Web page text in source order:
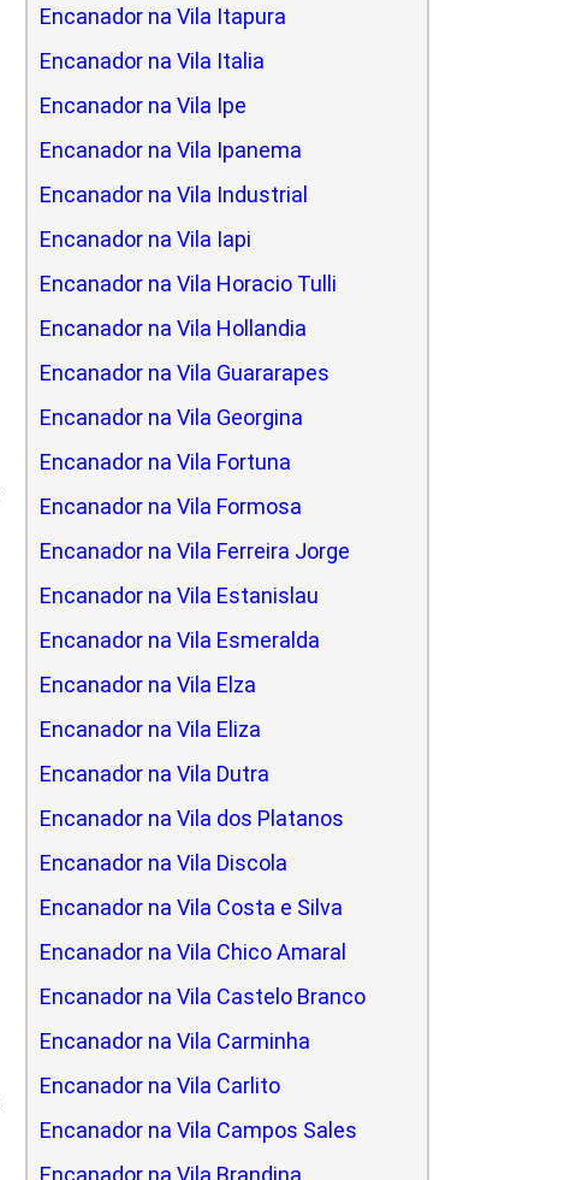
Encanador na Vila Itapura
Encanador na Vila Italia
Encanador na Vila Ipe
Encanador na Vila Ipanema
Encanador na Vila Industrial
Encanador na Vila Iapi
Encanador na Vila Horacio Tulli
Encanador na Vila Hollandia
Encanador na Vila Guararapes
Encanador na Vila Georgina
Encanador na Vila Fortuna
Encanador na Vila Formosa
Encanador na Vila Ferreira Jorge
Encanador na Vila Estanislau
Encanador na Vila Esmeralda
Encanador na Vila Elza
Encanador na Vila Eliza
Encanador na Vila Dutra
Encanador na Vila dos Platanos
Encanador na Vila Discola
Encanador na Vila Costa e Silva
Encanador na Vila Chico Amaral
Encanador na Vila Castelo Branco
Encanador na Vila Carminha
Encanador na Vila Carlito
Encanador na Vila Campos Sales
Encanador na Vila Brandina